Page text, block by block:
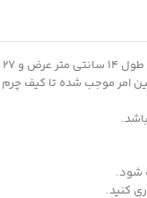
شود.
کنید.